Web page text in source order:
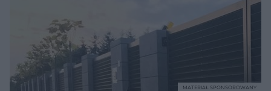
MATERIAŁ SPONSOROWANY